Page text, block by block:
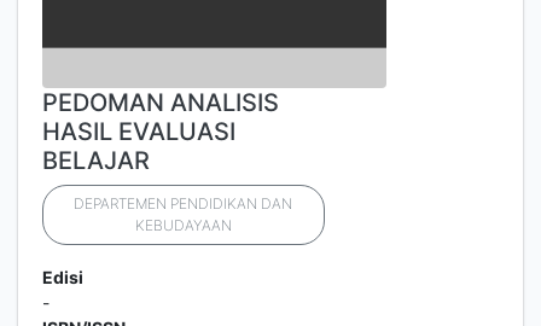
PEDOMAN ANALISIS
HASIL EVALUASI
BELAJAR
DEPARTEMEN PENDIDIKAN DAN
KEBUDAYAAN
Edisi
-